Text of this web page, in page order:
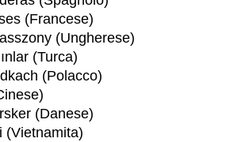
(Francese)
(Ungherese)
(Turca)
(Polacco)
(Danese)
(Vietnamita)